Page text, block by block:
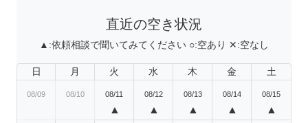
直近の空き状況
▲:依頼相談で聞いてみてください ○:空あり ✕:空なし
日 月 火 水 木 金 土
08/09 08/10 08/11
▲
08/12
▲
08/13
▲
08/14
▲
08/15
▲